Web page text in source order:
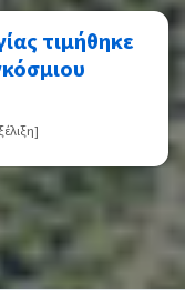
τιμήθηκε